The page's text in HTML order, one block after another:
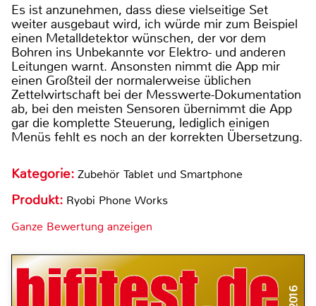
Es ist anzunehmen, dass diese vielseitige Set
weiter ausgebaut wird, ich würde mir zum Beispiel
einen Metalldetektor wünschen, der vor dem
Bohren ins Unbekannte vor Elektro- und anderen
Leitungen warnt. Ansonsten nimmt die App mir
einen Großteil der normalerweise üblichen
Zettelwirtschaft bei der Messwerte-Dokumentation
ab, bei den meisten Sensoren übernimmt die App
gar die komplette Steuerung, lediglich einigen
Menüs fehlt es noch an der korrekten Übersetzung.
Kategorie: Zubehör Tablet und Smartphone
Produkt: Ryobi Phone Works
Ganze Bewertung anzeigen